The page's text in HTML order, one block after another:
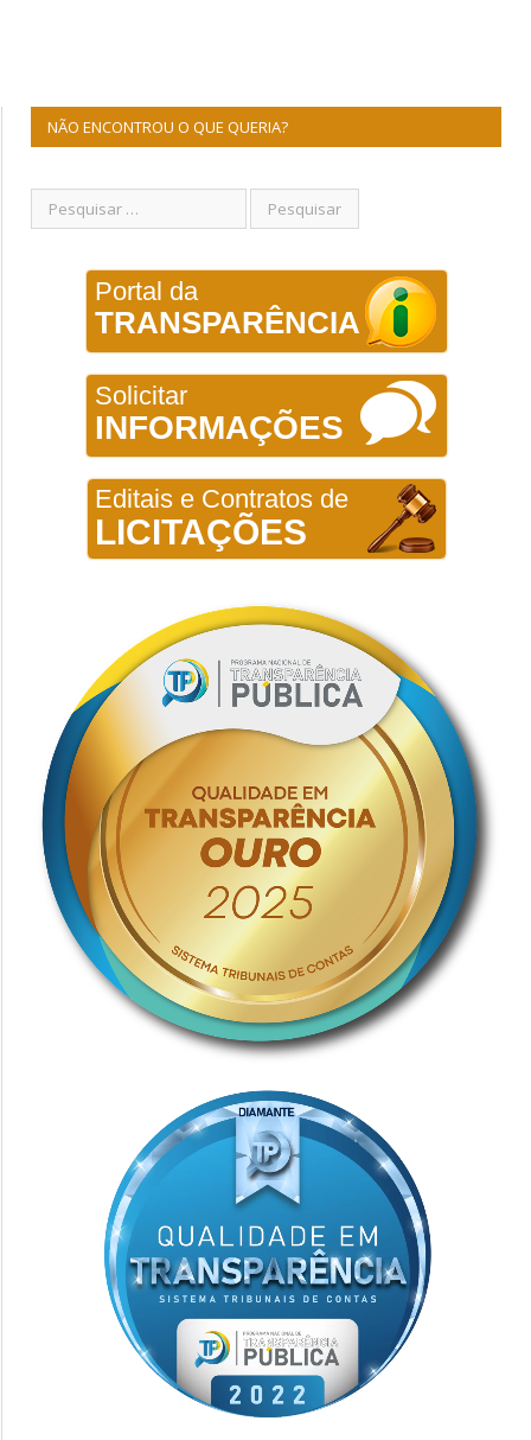
NÃO ENCONTROU O QUE QUERIA?
Portal da
TRANSPARÊNCIA
Solicitar
INFORMAÇÕES
Editais e Contratos de
LICITAÇÕES